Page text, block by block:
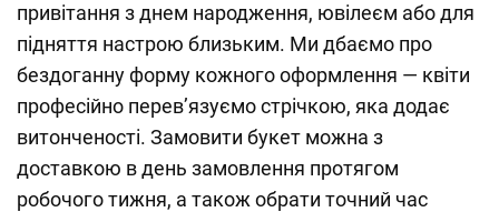
привітання з днем народження, ювілеєм або для
підняття настрою близьким. Ми дбаємо про
бездоганну форму кожного оформлення — квіти
професійно перев’язуємо стрічкою, яка додає
витонченості. Замовити букет можна з
доставкою в день замовлення протягом
робочого тижня, а також обрати точний час